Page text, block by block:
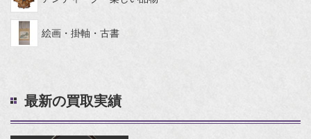
絵画・掛軸・古書
最新の買取実績